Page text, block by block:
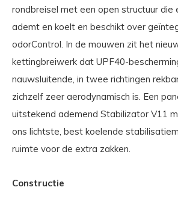
rondbreisel met een open structuur die
ademt en koelt en beschikt over
odorControl. In de mouwen zit het
kettingbreiwerk dat UPF40-
nauwsluitende, in twee richtingen
zichzelf zeer aerodynamisch is. Een
uitstekend ademend Stabilizator V11
ons lichtste, best koelende
ruimte voor de extra zakken.
Constructie